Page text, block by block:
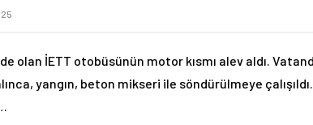
olan İETT otobüsünün motor kısmı alev aldı.
yangın, beton mikseri ile söndürülmeye